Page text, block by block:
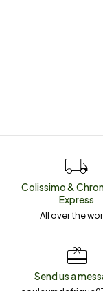
Colissimo &
Express
All over the
Send us a